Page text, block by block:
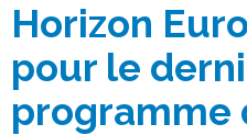
Horizon
pour le
programme